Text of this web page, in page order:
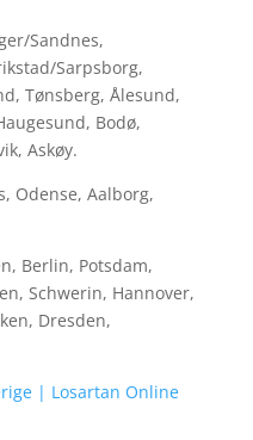
Sandnes,
Sarpsborg,
Tønsberg, Ålesund,
Bodø,
Askøy.
Odense, Aalborg,
Berlin, Potsdam,
Schwerin, Hannover,
Dresden,
| Losartan Online